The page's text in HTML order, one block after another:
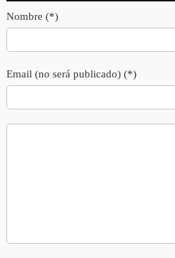
Nombre (*)
Email (no será publicado) (*)